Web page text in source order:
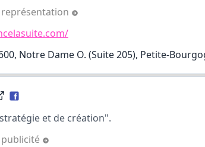
représentation
Notre Dame O. (Suite 205), Petite-
et de création".
publicité